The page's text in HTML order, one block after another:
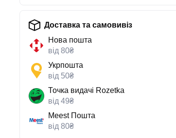
Доставка та самовивіз
Нова пошта
від 80₴
Укрпошта
від 50₴
Точка видачі Rozetka
від 49₴
Meest Пошта
від 80₴